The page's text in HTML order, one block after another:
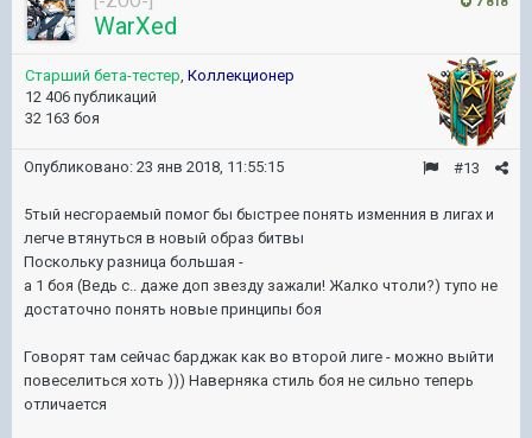
WarXed
Старший бета-тестер, Коллекционер
12 406 публикаций
32 163 боя
#13
Опубликовано: 23 янв 2018, 11:55:15
5тый несгораемый помог бы быстрее понять изменния в лигах и
легче втянуться в новый образ битвы
Поскольку разница большая -
а 1 боя (Ведь с.. даже доп звезду зажали! Жалко чтоли?) тупо не
достаточно понять новые принципы боя
Говорят там сейчас барджак как во второй лиге - можно выйти
повеселиться хоть ))) Наверняка стиль боя не сильно теперь
отличается